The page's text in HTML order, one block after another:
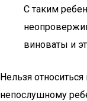
С таким
виноваты и
Нельзя
непослушному